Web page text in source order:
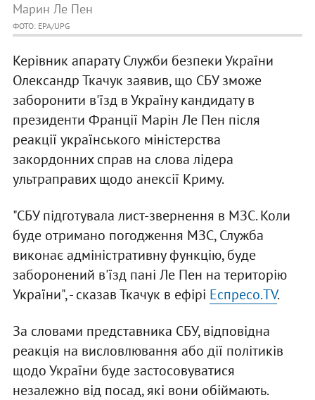
Марин Ле Пен
ФОТО: EPA/UPG
Керівник апарату Служби безпеки України
Олександр Ткачук заявив, що СБУ зможе
заборонити в'їзд в Україну кандидату в
президенти Франції Марін Ле Пен після
реакції українського міністерства
закордонних справ на слова лідера
ультраправих щодо анексії Криму.
"СБУ підготувала лист-звернення в МЗС. Коли
буде отримано погодження МЗС, Служба
виконає адміністративну функцію, буде
заборонений в'їзд пані Ле Пен на територію
України", - сказав Ткачук в ефірі Еспресо.TV.
За словами представника СБУ, відповідна
реакція на висловлювання або дії політиків
щодо України буде застосовуватися
незалежно від посад, які вони обіймають.